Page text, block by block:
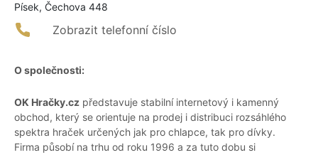
Písek, Čechova 448
Zobrazit telefonní číslo
O společnosti:
OK Hračky.cz představuje stabilní internetový i kamenný
obchod, který se orientuje na prodej i distribuci rozsáhlého
spektra hraček určených jak pro chlapce, tak pro dívky.
Firma působí na trhu od roku 1996 a za tuto dobu si